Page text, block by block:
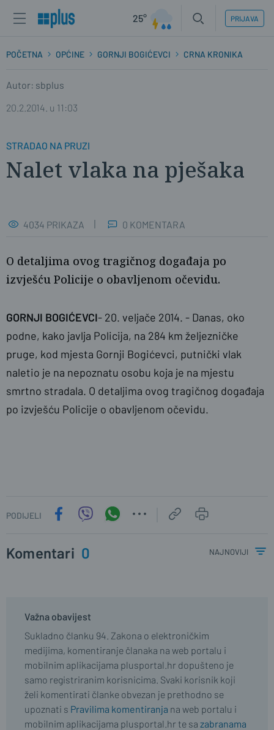
25° PRIJAVA
POČETNA OPĆINE GORNJI BOGIĆEVCI CRNA KRONIKA
Autor: sbplus
20.2.2014. u 11:03
STRADAO NA PRUZI
Nalet vlaka na pješaka
naslovnica
4034 PRIKAZA 0 KOMENTARA
O detaljima ovog tragičnog događaja po
izvješću Policije o obavljenom očevidu.
GORNJI BOGIĆEVCI- 20. veljače 2014. - Danas, oko
podne, kako javlja Policija, na 284 km željezničke
pruge, kod mjesta Gornji Bogićevci, putnički vlak
naletio je na nepoznatu osobu koja je na mjestu
smrtno stradala. O detaljima ovog tragičnog događaja
po izvješću Policije o obavljenom očevidu.
PODIJELI
Komentari 0 najnoviji
Važna obavijest
Sukladno članku 94. Zakona o elektroničkim
medijima, komentiranje članaka na web portalu i
mobilnim aplikacijama plusportal.hr dopušteno je
samo registriranim korisnicima. Svaki korisnik koji
želi komentirati članke obvezan je prethodno se
upoznati s Pravilima komentiranja na web portalu i
mobilnim aplikacijama plusportal.hr te sa zabranama